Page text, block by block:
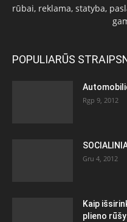
rūbai, reklama, statyba,
POPULIARŪS
Rgp 9, 2012
Gru 4, 2012
Kaip
plieno